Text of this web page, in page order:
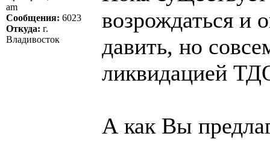
am
Сообщения: 6023
Откуда: г.
Владивосток
возрождаться и
давить, но
ликвидацией
А как Вы